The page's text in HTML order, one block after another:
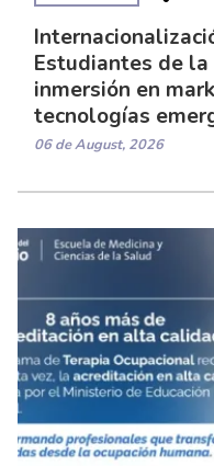
Estudiantes de la
inmersión en
tecnologías
06 de August, 2026